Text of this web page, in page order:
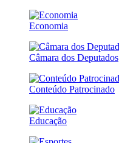
Economia
Câmara dos Deputados
Conteúdo Patrocinado
Educação